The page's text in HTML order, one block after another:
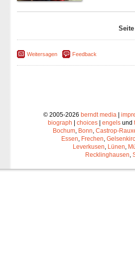
Weitersagen Feedback
© 2005-2026 berndt media|
biograph
choices engels und
Bochum, Bonn, Castrop-
Essen, Frechen,
Leverkusen, Lünen,
Recklinghausen,